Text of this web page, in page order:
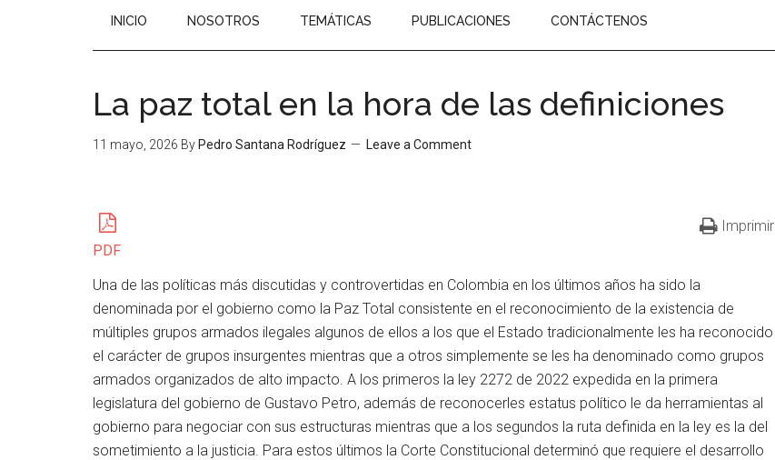
INICIO NOSOTROS TEMÁTICAS PUBLICACIONES CONTÁCTENOS
La paz total en la hora de las definiciones
11 mayo, 2026 By Pedro Santana Rodríguez Leave a Comment
PDF
Imprimir
Una de las políticas más discutidas y controvertidas en Colombia en los últimos años ha sido la
denominada por el gobierno como la Paz Total consistente en el reconocimiento de la existencia de
múltiples grupos armados ilegales algunos de ellos a los que el Estado tradicionalmente les ha reconocido
el carácter de grupos insurgentes mientras que a otros simplemente se les ha denominado como grupos
armados organizados de alto impacto. A los primeros la ley 2272 de 2022 expedida en la primera
legislatura del gobierno de Gustavo Petro, además de reconocerles estatus político le da herramientas al
gobierno para negociar con sus estructuras mientras que a los segundos la ruta definida en la ley es la del
sometimiento a la justicia. Para estos últimos la Corte Constitucional determinó que requiere el desarrollo